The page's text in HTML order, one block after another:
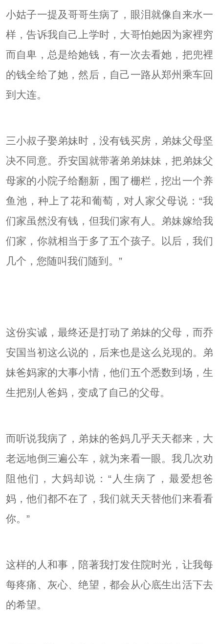
小姑子一提及哥哥生病了，眼泪就像自来水一
样，告诉我自己上学时，大哥怕她因为家裡穷
而自卑，总是给她钱，有一次去看她，把兜裡
的钱全给了她，然后，自己一路从郑州乘车回
到大连。
三小叔子娶弟妹时，没有钱买房，弟妹父母坚
决不同意。乔安国就带著弟弟妹妹，把弟妹父
母家的小院子给翻新，围了栅栏，挖出一个养
鱼池，种上了花和葡萄，对人家父母说：“我
们家虽然没有钱，但我们家有人。弟妹嫁给我
们家，你就相当于多了五个孩子。以后，我们
几个，您随叫我们随到。”
这份实诚，最终还是打动了弟妹的父母，而乔
安国当初这么说的，后来也是这么兑现的。弟
妹爸妈家的大事小情，他们五个悉数到场，生
生把别人爸妈，变成了自己的父母。
而听说我病了，弟妹的爸妈几乎天天都来，大
老远地倒三遍公车，就为来看一眼。我几次劝
阻他们，大妈却说：“人生病了，最爱想爸
妈，他们都不在了，我们就天天替他们来看看
你。”
这样的人和事，陪著我打发住院时光，让我每
每疼痛、灰心、绝望，都会从心底生出活下去
的希望。